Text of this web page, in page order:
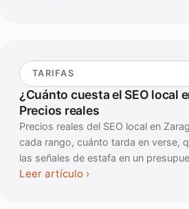
TARIFAS
¿Cuánto cuesta el SEO local
Precios reales
Precios reales del SEO local en
cada rango, cuánto tarda en verse,
las señales de estafa en un
Leer artículo